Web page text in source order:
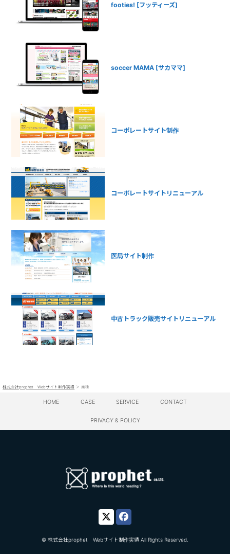
footies! [フッティーズ]
soccer MAMA [サカママ]
コーポレートサイト制作
コーポレートサイトリニューアル
医局サイト制作
中古トラック販売サイトリニューアル
株式会社prophet Webサイト制作実績 >業種
HOME CASE SERVICE CONTACT
PRIVACY & POLICY
© 株式会社prophet Webサイト制作実績 All Rights Reserved.